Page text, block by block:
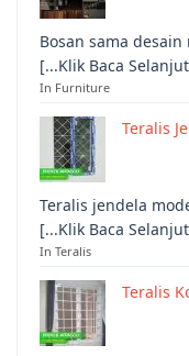
Bosan sama
[...Klik Baca
In Furniture
Teralis
Teralis jendela
[...Klik Baca
In Teralis
Teralis